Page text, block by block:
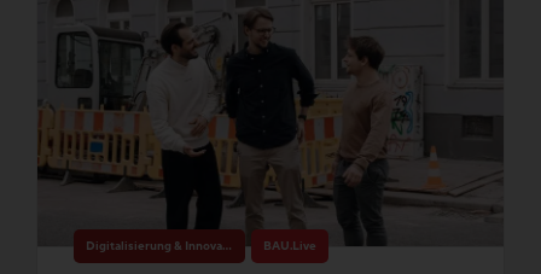
Digitalisierung & Innovation BAU.Live